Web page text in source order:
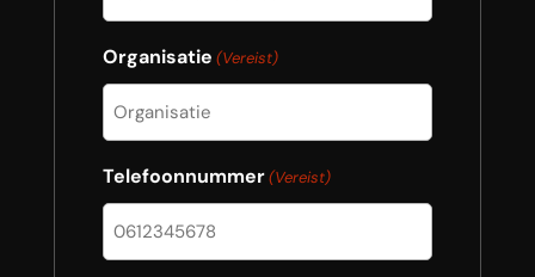
Organisatie (Vereist)
Telefoonnummer (Vereist)